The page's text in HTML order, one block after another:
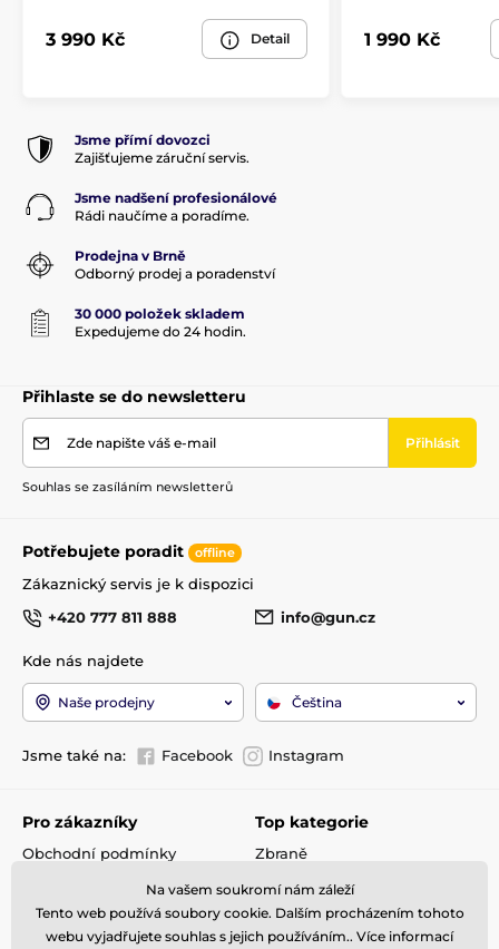
3 990 Kč Detail 1 990 Kč
Jsme přímí dovozci
Zajišťujeme záruční servis.
Jsme nadšení profesionálové
Rádi naučíme a poradíme.
Prodejna v Brně
Odborný prodej a poradenství
30 000 položek skladem
Expedujeme do 24 hodin.
Přihlaste se do newsletteru
Zde napište váš e-mail Přihlásit
Souhlas se zasíláním newsletterů
Potřebujete poradit offline
Zákaznický servis je k dispozici
+420 777 811 888
info@gun.cz
Kde nás najdete
Naše prodejny Čeština
Jsme také na: Facebook Instagram
Pro zákazníky
Obchodní podmínky
Doprava a platba
Reklamace
Kontakty
Top kategorie
Zbraně
Optika
Střelivo
Příslušenství
Na vašem soukromí nám záleží
Tento web používá soubory cookie. Dalším procházením tohoto
webu vyjadřujete souhlas s jejich používáním.. Více informací